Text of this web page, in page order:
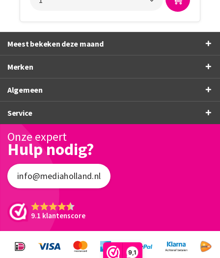
9,1
Meest bekeken deze maand
Merken
Algemeen
Service
Onze expert
Hulp nodig?
info@mediaholland.nl
9.1 klantenscore